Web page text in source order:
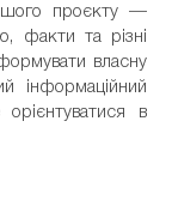
проєкту —
факти та різні
власну
інформаційний
в